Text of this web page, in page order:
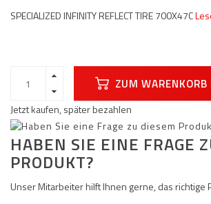
SPECIALIZED INFINITY REFLECT TIRE 700X47C
ZUM
Jetzt kaufen, später bezahlen
HABEN SIE EINE FRAGE
PRODUKT?
Unser Mitarbeiter hilft Ihnen gerne, das richtige